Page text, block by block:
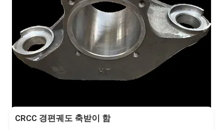
CRCC 경편궤도 축받이 함